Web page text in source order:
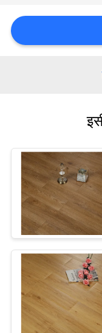
हमसे
समाचार
सभी
मामलों
एक
बोली
का